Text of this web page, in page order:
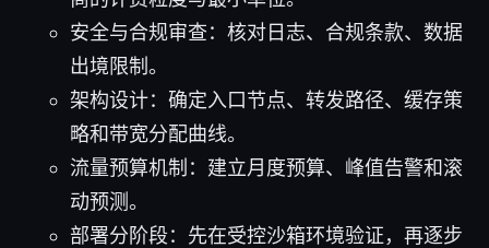
安全与合规审查：核对日志、合规条款、数据
出境限制。
架构设计：确定入口节点、转发路径、缓存策
略和带宽分配曲线。
流量预算机制：建立月度预算、峰值告警和滚
动预测。
部署分阶段：先在受控沙箱环境验证，再逐步